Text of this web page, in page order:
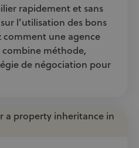
rapidement et sans
l’utilisation des bons
comment une agence
méthode,
de négociation pour